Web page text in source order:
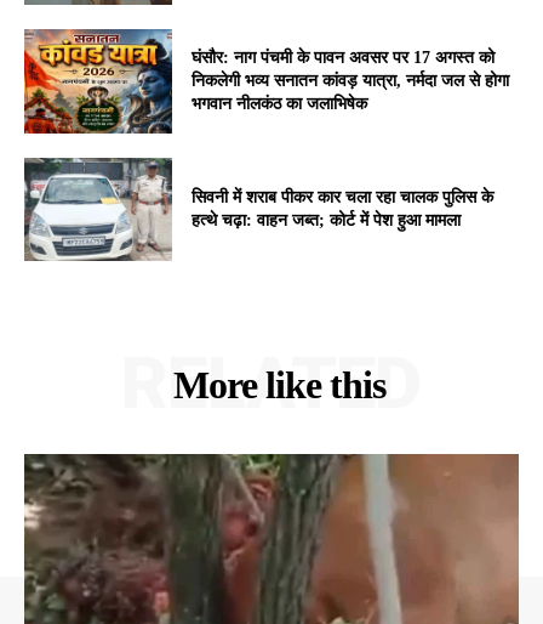
घंसौर: नाग पंचमी के पावन अवसर पर 17 अगस्त को
निकलेगी भव्य सनातन कांवड़ यात्रा, नर्मदा जल से होगा
भगवान नीलकंठ का जलाभिषेक
सिवनी में शराब पीकर कार चला रहा चालक पुलिस के
हत्थे चढ़ा: वाहन जब्त; कोर्ट में पेश हुआ मामला
More like this
RELATED